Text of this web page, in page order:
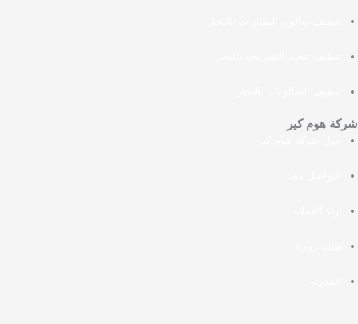
شركة هوم كير